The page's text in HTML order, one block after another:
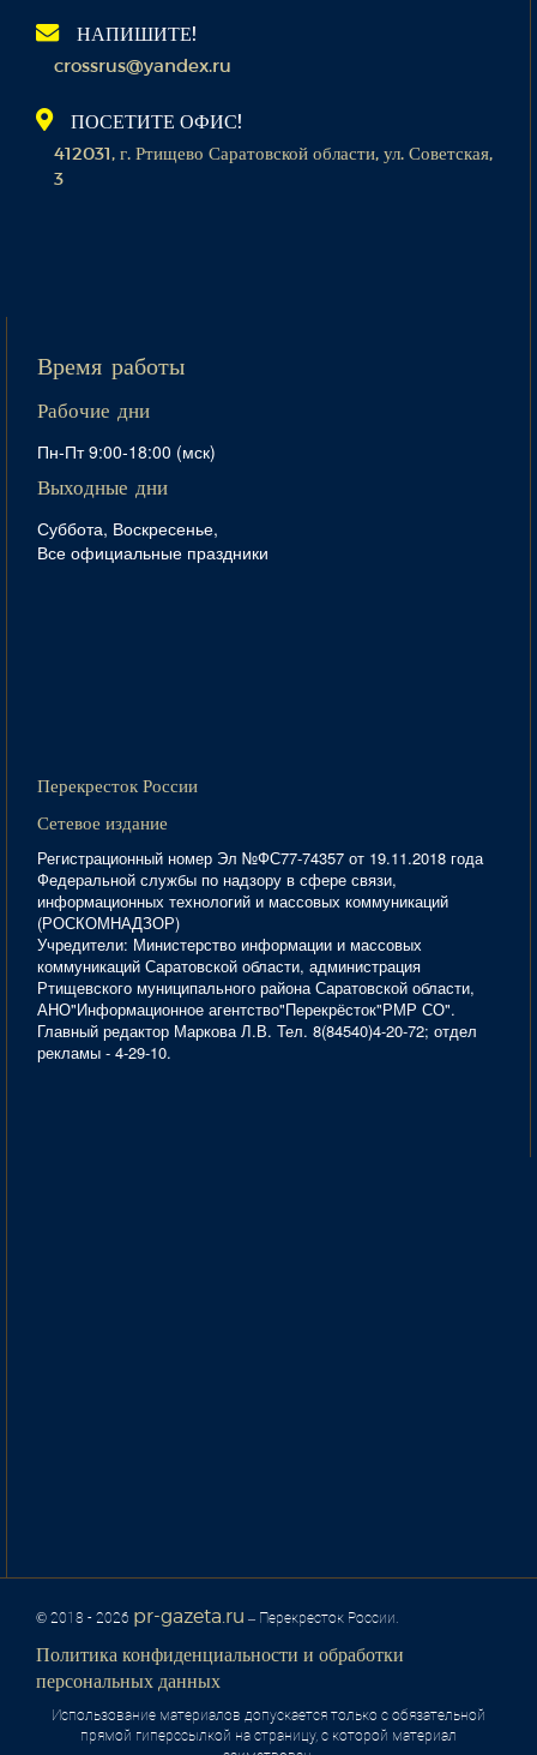
НАПИШИТЕ!
crossrus@yandex.ru
ПОСЕТИТЕ ОФИС!
412031, г. Ртищево Саратовской области, ул. Советская,
3
Время работы
Рабочие дни
Пн-Пт 9:00-18:00 (мск)
Выходные дни
Суббота, Воскресенье,
Все официальные праздники
Перекресток России
Сетевое издание
Регистрационный номер Эл №ФС77-74357 от 19.11.2018 года
Федеральной службы по надзору в сфере связи,
информационных технологий и массовых коммуникаций
(РОСКОМНАДЗОР)
Учредители: Министерство информации и массовых
коммуникаций Саратовской области, администрация
Ртищевского муниципального района Саратовской области,
АНО"Информационное агентство"Перекрёсток"РМР СО".
Главный редактор Маркова Л.В. Тел. 8(84540)4-20-72; отдел
рекламы - 4-29-10.
© 2018 - 2026 pr-gazeta.ru – Перекресток России.
Политика конфиденциальности и обработки
персональных данных
Использование материалов допускается только с обязательной
прямой гиперссылкой на страницу, с которой материал